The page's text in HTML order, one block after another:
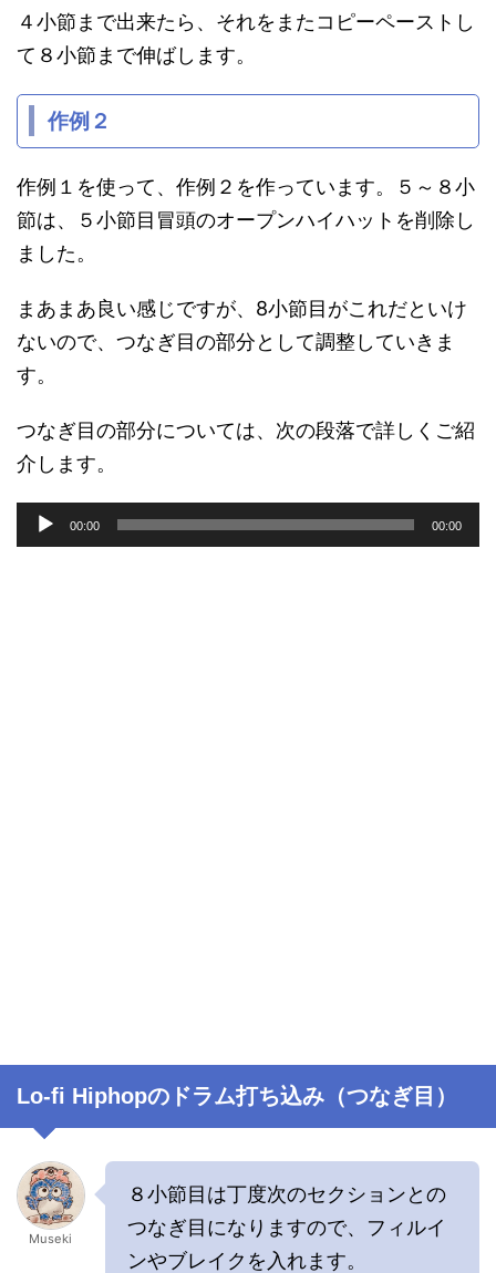
４小節まで出来たら、それをまたコピーペーストし
て８小節まで伸ばします。
作例２
作例１を使って、作例２を作っています。５～８小
節は、５小節目冒頭のオープンハイハットを削除し
ました。
まあまあ良い感じですが、8小節目がこれだといけ
ないので、つなぎ目の部分として調整していきま
す。
つなぎ目の部分については、次の段落で詳しくご紹
介します。
00:00 00:00
Lo-fi Hiphopのドラム打ち込み（つなぎ目）
Museki
８小節目は丁度次のセクションとの
つなぎ目になりますので、フィルイ
ンやブレイクを入れます。